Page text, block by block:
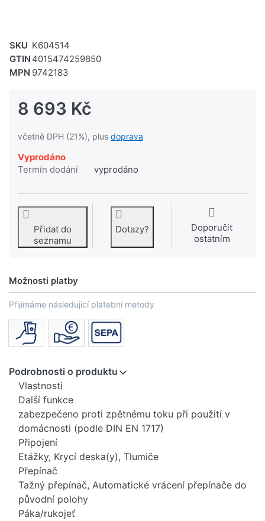
SKU K604514
GTIN 4015474259850
MPN 9742183
8 693 Kč
včetně DPH (21%), plus doprava
Vyprodáno
Termín dodání
vyprodáno
Přidat do
seznamu
Dotazy?
Doporučit
ostatním
Možnosti platby
Přijímáme následující platební metody
Podrobnosti o produktu
Vlastnosti
Další funkce
zabezpečeno proti zpětnému toku při použití v
domácnosti (podle DIN EN 1717)
Připojení
Etážky, Krycí deska(y), Tlumiče
Přepínač
Tažný přepínač, Automatické vrácení přepínače do
původní polohy
Páka/rukojeť